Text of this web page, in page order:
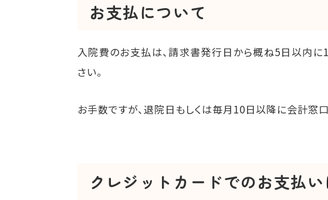
お支払について
入院費のお支払は、請求書発行日から概ね5日以内
さい。
お手数ですが、退院日もしくは毎月10日以降に会計窓
クレジットカードでのお支払